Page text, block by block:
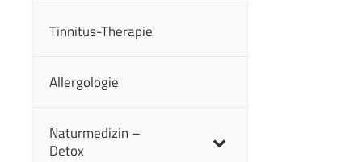
Tinnitus-Therapie
Allergologie
Naturmedizin –
Detox